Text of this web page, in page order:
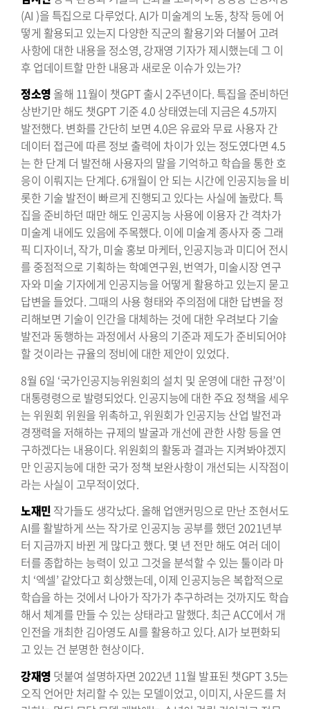
(AI )을 특집으로 다루었다. AI가 미술계의 노동, 창작 등에 어
떻게 활용되고 있는지 다양한 직군의 활용기와 더불어 고려
사항에 대한 내용을 정소영, 강재영 기자가 제시했는데 그 이
후 업데이트할 만한 내용과 새로운 이슈가 있는가?
정소영 올해 11월이 챗GPT 출시 2주년이다. 특집을 준비하던
상반기만 해도 챗GPT 기준 4.0 상태였는데 지금은 4.5까지
발전했다. 변화를 간단히 보면 4.0은 유료와 무료 사용자 간
데이터 접근에 따른 정보 출력에 차이가 있는 정도였다면 4.5
는 한 단계 더 발전해 사용자의 말을 기억하고 학습을 통한 호
응이 이뤄지는 단계다. 6개월이 안 되는 시간에 인공지능을 비
롯한 기술 발전이 빠르게 진행되고 있다는 사실에 놀랐다. 특
집을 준비하던 때만 해도 인공지능 사용에 이용자 간 격차가
미술계 내에도 있음에 주목했다. 이에 미술계 종사자 중 그래
픽 디자이너, 작가, 미술 홍보 마케터, 인공지능과 미디어 전시
를 중점적으로 기획하는 학예연구원, 번역가, 미술시장 연구
자와 미술 기자에게 인공지능을 어떻게 활용하고 있는지 묻고
답변을 들었다. 그때의 사용 형태와 주의점에 대한 답변을 정
리해보면 기술이 인간을 대체하는 것에 대한 우려보다 기술
발전과 동행하는 과정에서 사용의 기준과 제도가 준비되어야
할 것이라는 규율의 정비에 대한 제안이 있었다.
8월 6일 ‘국가인공지능위원회의 설치 및 운영에 대한 규정’이
대통령령으로 발령되었다. 인공지능에 대한 주요 정책을 세우
는 위원회 위원을 위촉하고, 위원회가 인공지능 산업 발전과
경쟁력을 저해하는 규제의 발굴과 개선에 관한 사항 등을 연
구하겠다는 내용이다. 위원회의 활동과 결과는 지켜봐야겠지
만 인공지능에 대한 국가 정책 보완사항이 개선되는 시작점이
라는 사실이 고무적이었다.
노재민 작가들도 생각났다. 올해 업앤커밍으로 만난 조현서도
AI를 활발하게 쓰는 작가로 인공지능 공부를 했던 2021년부
터 지금까지 바뀐 게 많다고 했다. 몇 년 전만 해도 여러 데이
터를 종합하는 능력이 있고 그것을 분석할 수 있는 툴이라 마
치 ‘엑셀’ 같았다고 회상했는데, 이제 인공지능은 복합적으로
학습을 하는 것에서 나아가 작가가 추구하려는 것까지도 학습
해서 체계를 만들 수 있는 상태라고 말했다. 최근 ACC에서 개
인전을 개최한 김아영도 AI를 활용하고 있다. AI가 보편화되
고 있는 건 분명한 현상이다.
강재영 덧붙여 설명하자면 2022년 11월 발표된 챗GPT 3.5는
오직 언어만 처리할 수 있는 모델이었고, 이미지, 사운드를 처